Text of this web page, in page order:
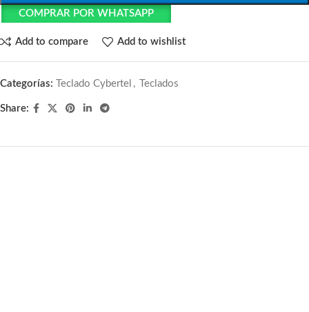
COMPRAR POR WHATSAPP
Add to compare Add to wishlist
Categorías: Teclado Cybertel , Teclados
Share: